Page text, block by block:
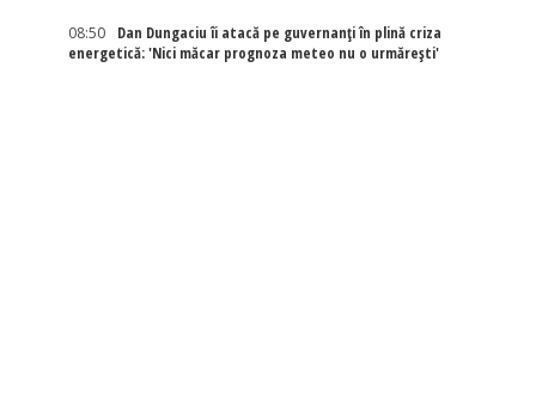
08:50
Dan Dungaciu îi atacă pe guvernanți în plină criza
energetică: 'Nici măcar prognoza meteo nu o urmărești'